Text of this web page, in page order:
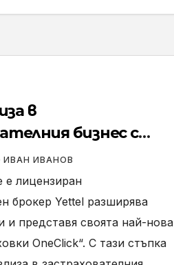
в
бизнес с
ИВАН ИВАНОВ
е лицензиран
брокер Yettel разширява
и представя своята най-нова
OneClick“. С тази стъпка